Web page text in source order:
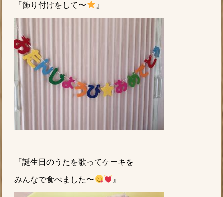
『飾り付けをして〜 』
『誕生日のうたを歌ってケーキを
みんなで食べました〜 』